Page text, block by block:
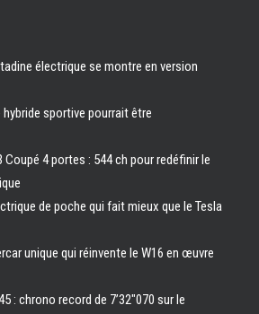
électrique se montre en version
hybride sportive pourrait être
Coupé 4 portes : 544 ch pour redéfinir le
de poche qui fait mieux que le Tesla
unique qui réinvente le W16 en œuvre
: chrono record de 7’32″070 sur le